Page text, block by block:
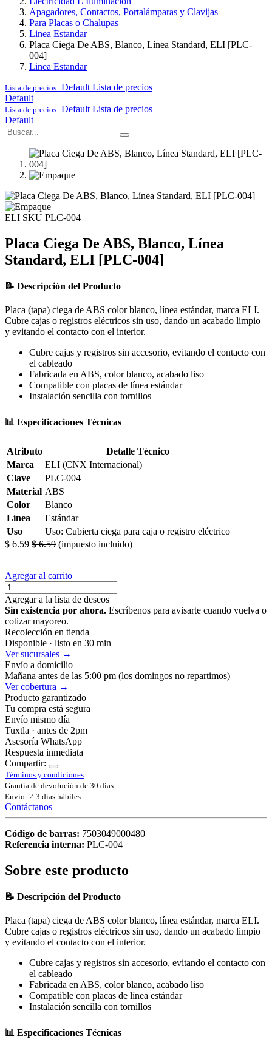
Apagadores, Contactos, Portalámparas y Clavijas
Para Placas o Chalupas
Linea Estandar
Placa Ciega De ABS, Blanco, Línea Standard, ELI [PLC-
004]
Linea Estandar
Lista de precios: Default Lista de precios
Default
Lista de precios: Default Lista de precios
Default
ELI SKU PLC-004
Placa Ciega De ABS, Blanco, Línea
Standard, ELI [PLC-004]
📝 Descripción del Producto
Placa (tapa) ciega de ABS color blanco, línea estándar, marca ELI.
Cubre cajas o registros eléctricos sin uso, dando un acabado limpio
y evitando el contacto con el interior.
Cubre cajas y registros sin accesorio, evitando el contacto con
el cableado
Fabricada en ABS, color blanco, acabado liso
Compatible con placas de línea estándar
Instalación sencilla con tornillos
📊 Especificaciones Técnicas
Atributo
Detalle Técnico
Marca
ELI (CNX Internacional)
Clave
PLC-004
Material ABS
Color
Blanco
Línea
Estándar
Uso
Uso: Cubierta ciega para caja o registro eléctrico
$ 6.59 $6.59 (impuesto incluido)
Agregar al carrito
Agregar a la lista de deseos
Sin existencia por ahora. Escríbenos para avisarte cuando vuelva o
cotizar mayoreo.
Recolección en tienda
Disponible · listo en 30 min
Ver sucursales →
Envío a domicilio
Mañana antes de las 5:00 pm (los domingos no repartimos)
Ver cobertura →
Producto garantizado
Tu compra está segura
Envío mismo día
Tuxtla · antes de 2pm
Asesoría WhatsApp
Respuesta inmediata
Compartir:
Términos y condiciones
Grantía de devolución de 30 días
Envío: 2-3 días hábiles
Contáctanos
Código de barras: 7503049000480
Referencia interna: PLC-004
Sobre este producto
📝 Descripción del Producto
Placa (tapa) ciega de ABS color blanco, línea estándar, marca ELI.
Cubre cajas o registros eléctricos sin uso, dando un acabado limpio
y evitando el contacto con el interior.
Cubre cajas y registros sin accesorio, evitando el contacto con
el cableado
Fabricada en ABS, color blanco, acabado liso
Compatible con placas de línea estándar
Instalación sencilla con tornillos
📊 Especificaciones Técnicas